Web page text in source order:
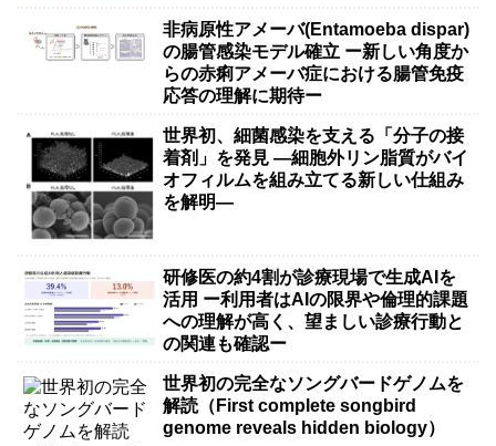
非病原性アメーバ(Entamoeba dispar)
の腸管感染モデル確立 ー新しい角度か
らの赤痢アメーバ症における腸管免疫
応答の理解に期待ー
世界初、細菌感染を支える「分子の接
着剤」を発見 ―細胞外リン脂質がバイ
オフィルムを組み立てる新しい仕組み
を解明―
研修医の約4割が診療現場で生成AIを
活用 ー利用者はAIの限界や倫理的課題
への理解が高く、望ましい診療行動と
の関連も確認ー
世界初の完全なソングバードゲノムを
解読（First complete songbird
genome reveals hidden biology）